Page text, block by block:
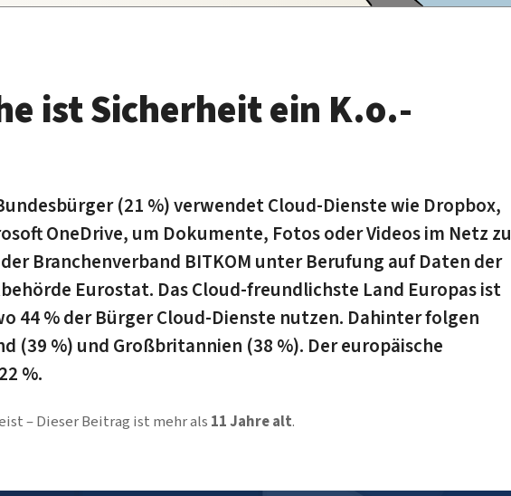
ist Sicherheit ein K.o.-
(21 %) verwendet Cloud-Dienste wie Dropbox,
OneDrive, um Dokumente, Fotos oder Videos im Netz zu
Branchenverband BITKOM unter Berufung auf Daten der
Eurostat. Das Cloud-freundlichste Land Europas ist
44 % der Bürger Cloud-Dienste nutzen. Dahinter folgen
(39 %) und Großbritannien (38 %). Der europäische
%.
Dieser Beitrag ist mehr als 11 Jahre alt.